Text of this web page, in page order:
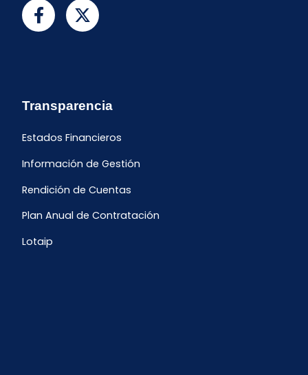
Transparencia
Estados Financieros
Información de Gestión
Rendición de Cuentas
Plan Anual de Contratación
Lotaip